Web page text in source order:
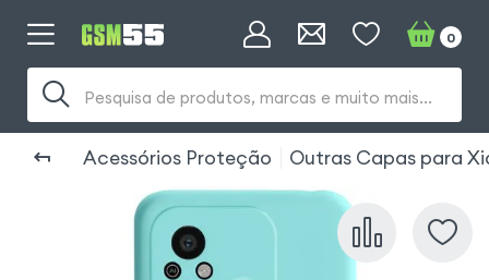
Pesquisa de produtos, marcas e muito mais...
0
Acessórios Proteção Outras Capas para